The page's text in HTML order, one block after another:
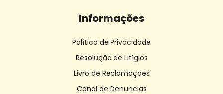
Informações
Política de Privacidade
Resolução de Litígios
Livro de Reclamações
Canal de Denuncias